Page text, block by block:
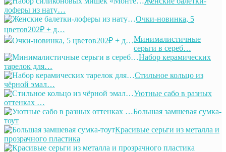
лоферы из нату…
Очки-новинка, 5
цветов202₽ + д…
Минималистичные
серьги в сереб…
Набор керамических
тарелок для…
Стильное кольцо из
чёрной эмал…
Уютные сабо в разных
оттенках …
Большая замшевая сумка-
тоут
Красивые серьги из металла и
прозрачного пластика